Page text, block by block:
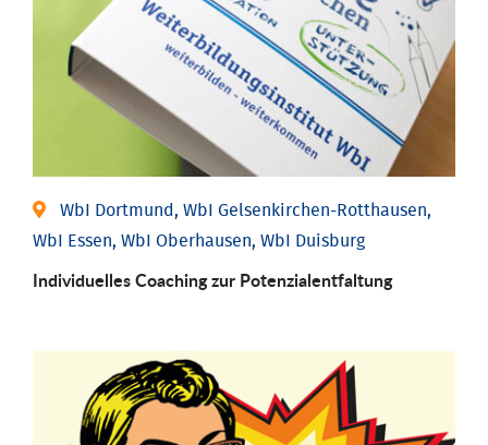
WbI Dortmund, WbI Gelsenkirchen-Rotthausen,
WbI Essen, WbI Oberhausen, WbI Duisburg
Individuelles Coaching zur Potenzialentfaltung